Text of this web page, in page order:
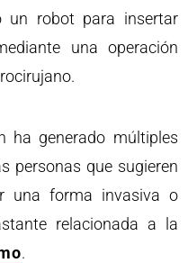
un robot para insertar
una operación
ha generado múltiples
personas que sugieren
una forma invasiva o
relacionada a la
.